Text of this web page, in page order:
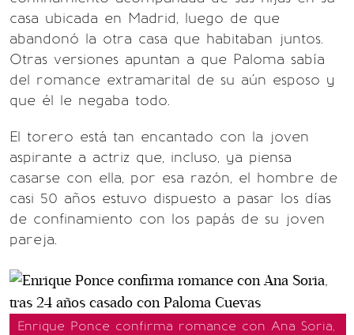
casa ubicada en Madrid, luego de que
abandonó la otra casa que habitaban juntos.
Otras versiones apuntan a que Paloma sabía
del romance extramarital de su aún esposo y
que él le negaba todo.
El torero está tan encantado con la joven
aspirante a actriz que, incluso, ya piensa
casarse con ella, por esa razón, el hombre de
casi 50 años estuvo dispuesto a pasar los días
de confinamiento con los papás de su joven
pareja.
Enrique Ponce confirma romance con Ana Soria,